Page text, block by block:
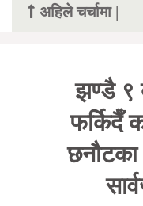
अहिले चर्चामा |
झण्डै ९
फर्किदैँ
छनौटका